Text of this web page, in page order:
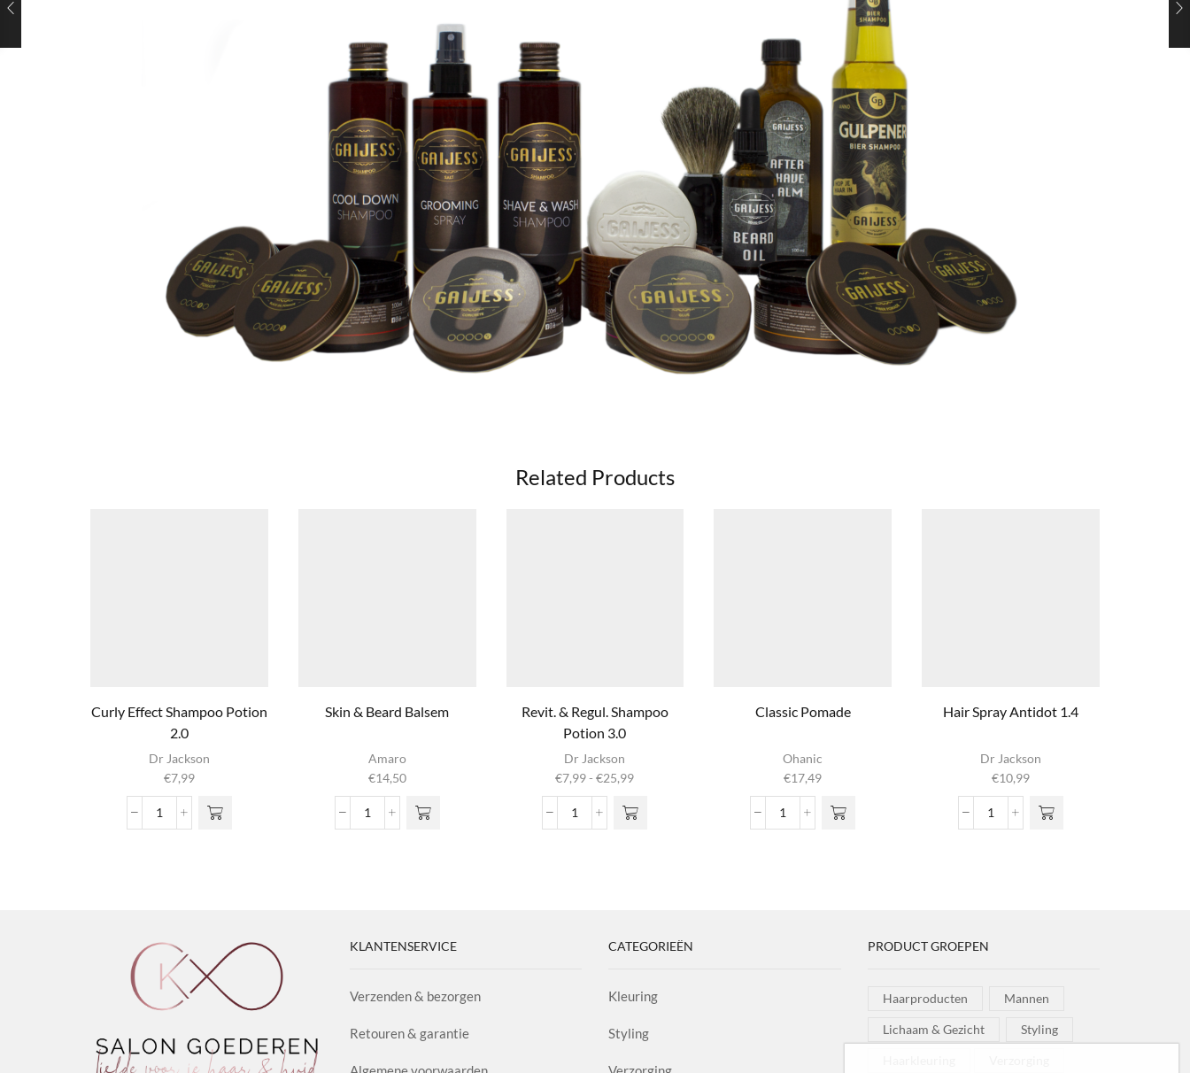
Related Products
Curly Effect Shampoo Potion
2.0
Dr Jackson
€7,99
Curly
Skin & Beard Balsem
Amaro
€14,50
Skin
Revit. & Regul. Shampoo
Potion 3.0
Dr Jackson
€7,99 - €25,99Prijsklasse:
tot
Revit.
heeft
meerdere
optie kan
Classic Pomade
Ohanic
€17,49
Classic
Hair Spray Antidot 1.4
Dr Jackson
€10,99
Hair
KLANTENSERVICE
Verzenden & bezorgen
Retouren & garantie
CATEGORIEËN
Kleuring
Styling
PRODUCT GROEPEN
Haarproducten Mannen
Lichaam & Gezicht Styling